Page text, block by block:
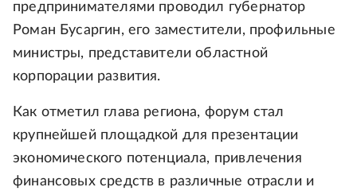
предпринимателями проводил губернатор
Роман Бусаргин, его заместители, профильные
министры, представители областной
корпорации развития.
Как отметил глава региона, форум стал
крупнейшей площадкой для презентации
экономического потенциала, привлечения
финансовых средств в различные отрасли и